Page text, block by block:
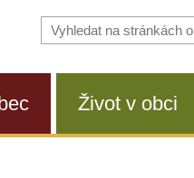
Vyhledávání
na
Život v obci